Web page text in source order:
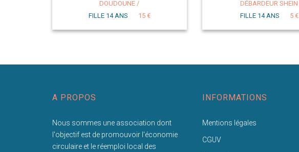
DOUDOUNE /
FILLE 14 ANS
15 €
DÉBARDEUR SHEIN
FILLE 14 ANS
5 €
A PROPOS
Nous sommes une association dont
l'objectif est de promouvoir l'économie
circulaire et le réemploi local des
INFORMATIONS
Mentions légales
CGUV